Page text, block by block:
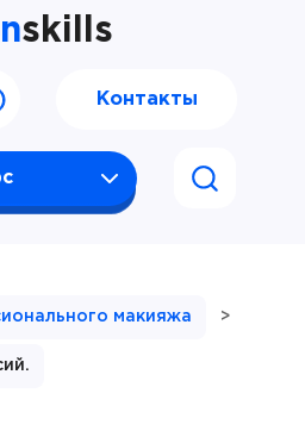
nskills
Контакты
макияжа >